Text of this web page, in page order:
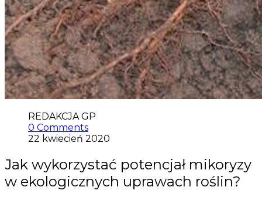
REDAKCJA GP
0 Comments
22 kwiecień 2020
Jak wykorzystać potencjał mikoryzy
w ekologicznych uprawach roślin?